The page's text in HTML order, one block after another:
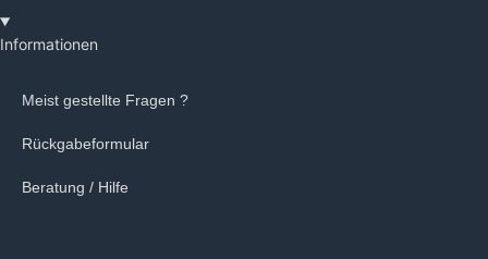
Informationen
Meist gestellte Fragen ?
Rückgabeformular
Beratung / Hilfe